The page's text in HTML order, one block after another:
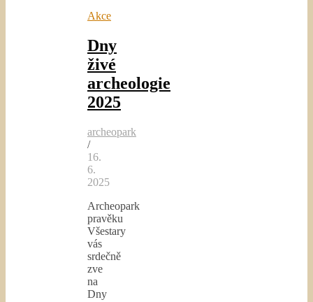
Akce
Dny
živé
archeologie
2025
archeopark
/
16.
6.
2025
Archeopark
pravěku
Všestary
vás
srdečně
zve
na
Dny